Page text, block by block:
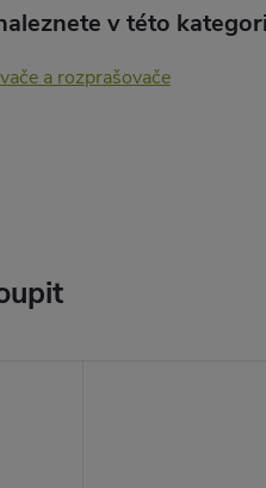
v této
a rozprašovače